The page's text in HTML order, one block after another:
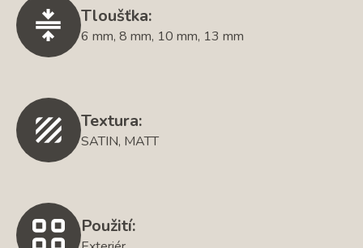
Tloušťka:
6 mm, 8 mm, 10 mm, 13 mm
Textura:
SATIN, MATT
Použití: